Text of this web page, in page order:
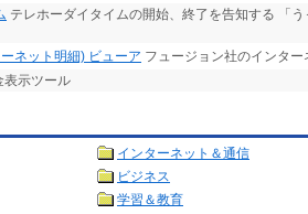
テレホーダイタイムの開始、終了を告知する 「
ネット明細) ビューア フュージョン社のインタ
表示ツール
インターネット＆通信
ビジネス
学習＆教育